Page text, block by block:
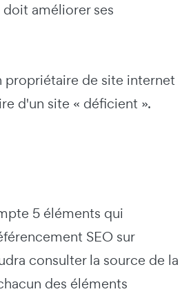
doit améliorer ses
propriétaire de site internet
d'un site « déficient ».
5 éléments qui
SEO sur
consulter la source de la
des éléments